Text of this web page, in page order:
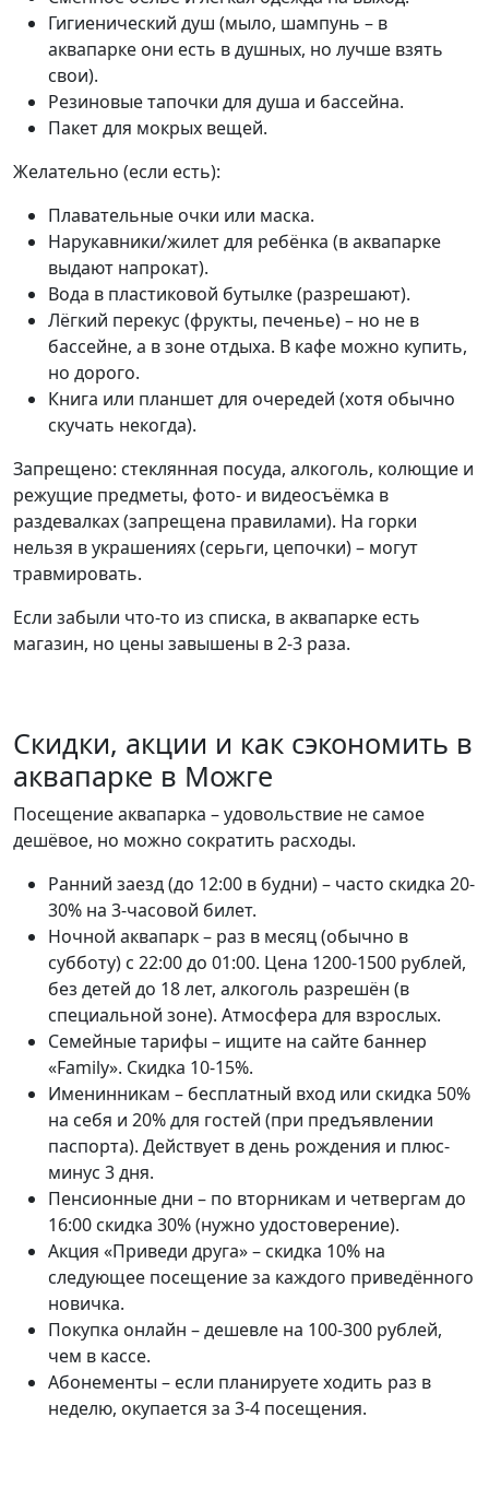
Гигиенический душ (мыло, шампунь – в
аквапарке они есть в душных, но лучше взять
свои).
Резиновые тапочки для душа и бассейна.
Пакет для мокрых вещей.
Желательно (если есть):
Плавательные очки или маска.
Нарукавники/жилет для ребёнка (в аквапарке
выдают напрокат).
Вода в пластиковой бутылке (разрешают).
Лёгкий перекус (фрукты, печенье) – но не в
бассейне, а в зоне отдыха. В кафе можно купить,
но дорого.
Книга или планшет для очередей (хотя обычно
скучать некогда).
Запрещено: стеклянная посуда, алкоголь, колющие и
режущие предметы, фото- и видеосъёмка в
раздевалках (запрещена правилами). На горки
нельзя в украшениях (серьги, цепочки) – могут
травмировать.
Если забыли что-то из списка, в аквапарке есть
магазин, но цены завышены в 2-3 раза.
Скидки, акции и как сэкономить в
аквапарке в Можге
Посещение аквапарка – удовольствие не самое
дешёвое, но можно сократить расходы.
Ранний заезд (до 12:00 в будни) – часто скидка 20-
30% на 3-часовой билет.
Ночной аквапарк – раз в месяц (обычно в
субботу) с 22:00 до 01:00. Цена 1200-1500 рублей,
без детей до 18 лет, алкоголь разрешён (в
специальной зоне). Атмосфера для взрослых.
Семейные тарифы – ищите на сайте баннер
«Family». Скидка 10-15%.
Именинникам – бесплатный вход или скидка 50%
на себя и 20% для гостей (при предъявлении
паспорта). Действует в день рождения и плюс-
минус 3 дня.
Пенсионные дни – по вторникам и четвергам до
16:00 скидка 30% (нужно удостоверение).
Акция «Приведи друга» – скидка 10% на
следующее посещение за каждого приведённого
новичка.
Покупка онлайн – дешевле на 100-300 рублей,
чем в кассе.
Абонементы – если планируете ходить раз в
неделю, окупается за 3-4 посещения.